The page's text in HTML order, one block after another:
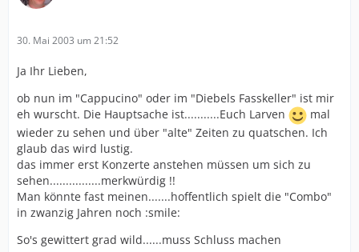
30. Mai 2003 um 21:52
Ja Ihr Lieben,
ob nun im "Cappucino" oder im "Diebels Fasskeller" ist mir
eh wurscht. Die Hauptsache ist...........Euch Larven
mal
wieder zu sehen und über "alte" Zeiten zu quatschen. Ich
glaub das wird lustig.
das immer erst Konzerte anstehen müssen um sich zu
sehen................merkwürdig !!
Man könnte fast meinen.......hoffentlich spielt die "Combo"
in zwanzig Jahren noch :smile:
So's gewittert grad wild......muss Schluss machen